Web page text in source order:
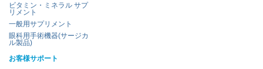
ビタミン・ミネラル サプ
リメント
一般用サプリメント
眼科用手術機器(サージカ
ル製品)
お客様サポート